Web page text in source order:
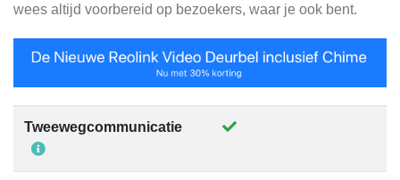
wees altijd voorbereid op bezoekers, waar je ook bent.
Tweewegcommunicatie